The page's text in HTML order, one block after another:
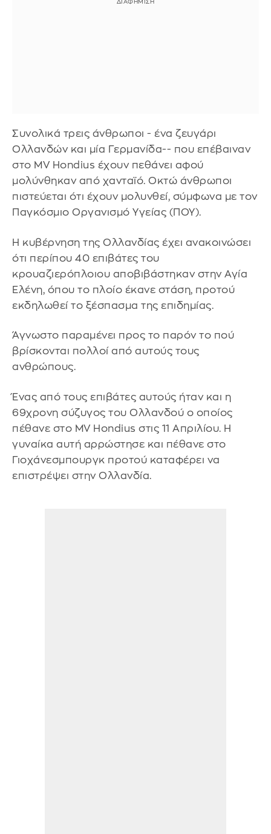
Συνολικά τρεις άνθρωποι - ένα ζευγάρι
Ολλανδών και μία Γερμανίδα-- που επέβαιναν
στο MV Hondius έχουν πεθάνει αφού
μολύνθηκαν από χανταϊό. Οκτώ άνθρωποι
πιστεύεται ότι έχουν μολυνθεί, σύμφωνα με τον
Παγκόσμιο Οργανισμό Υγείας (ΠΟΥ).
Η κυβέρνηση της Ολλανδίας έχει ανακοινώσει
ότι περίπου 40 επιβάτες του
κρουαζιερόπλοιου αποβιβάστηκαν στην Αγία
Ελένη, όπου το πλοίο έκανε στάση, προτού
εκδηλωθεί το ξέσπασμα της επιδημίας.
Άγνωστο παραμένει προς το παρόν το πού
βρίσκονται πολλοί από αυτούς τους
ανθρώπους.
Ένας από τους επιβάτες αυτούς ήταν και η
69χρονη σύζυγος του Ολλανδού ο οποίος
πέθανε στο MV Hondius στις 11 Απριλίου. Η
γυναίκα αυτή αρρώστησε και πέθανε στο
Γιοχάνεσμπουργκ προτού καταφέρει να
επιστρέψει στην Ολλανδία.